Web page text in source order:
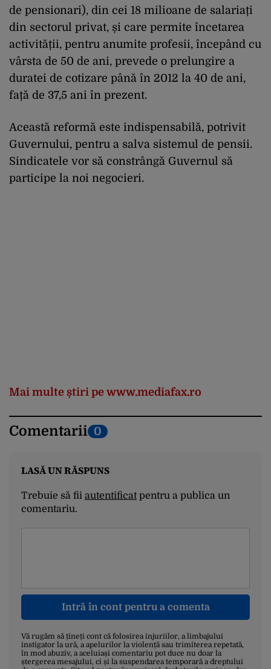
de pensionari), din cei 18 milioane de salariați
din sectorul privat, și care permite încetarea
activității, pentru anumite profesii, începând cu
vârsta de 50 de ani, prevede o prelungire a
duratei de cotizare până în 2012 la 40 de ani,
față de 37,5 ani în prezent.
Această reformă este indispensabilă, potrivit
Guvernului, pentru a salva sistemul de pensii.
Sindicatele vor să constrângă Guvernul să
participe la noi negocieri.
Mai multe știri pe www.mediafax.ro
Comentarii 0
LASĂ UN RĂSPUNS
Trebuie să fii autentificatpentru a publica un
comentariu.
Intră în cont pentru a comenta
Vă rugăm să țineți cont că folosirea injuriilor, a limbajului
instigator la ură, a apelurilor la violență sau trimiterea repetată,
în mod abuziv, a aceluiași comentariu pot duce nu doar la
ștergerea mesajului, ci și la suspendarea temporară a dreptului